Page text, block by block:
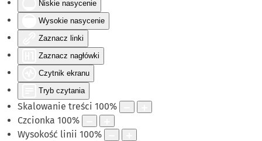
Niskie nasycenie
Wysokie nasycenie
Zaznacz linki
Zaznacz nagłówki
Czytnik ekranu
Tryb czytania
Skalowanie treści 100%
Czcionka 100%
Wysokość linii 100%